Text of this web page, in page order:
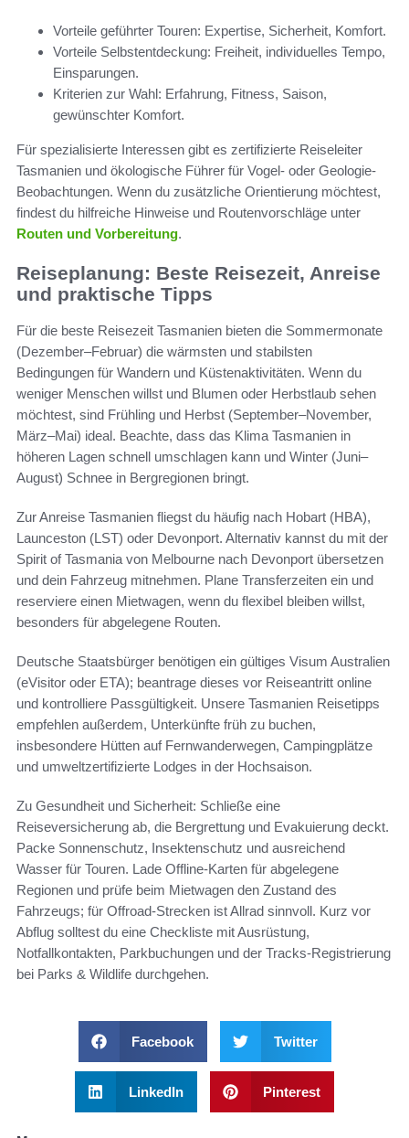
Vorteile geführter Touren: Expertise, Sicherheit, Komfort.
Vorteile Selbstentdeckung: Freiheit, individuelles Tempo,
Einsparungen.
Kriterien zur Wahl: Erfahrung, Fitness, Saison,
gewünschter Komfort.
Für spezialisierte Interessen gibt es zertifizierte Reiseleiter
Tasmanien und ökologische Führer für Vogel- oder Geologie-
Beobachtungen. Wenn du zusätzliche Orientierung möchtest,
findest du hilfreiche Hinweise und Routenvorschläge unter
Routen und Vorbereitung.
Reiseplanung: Beste Reisezeit, Anreise
und praktische Tipps
Für die beste Reisezeit Tasmanien bieten die Sommermonate
(Dezember–Februar) die wärmsten und stabilsten
Bedingungen für Wandern und Küstenaktivitäten. Wenn du
weniger Menschen willst und Blumen oder Herbstlaub sehen
möchtest, sind Frühling und Herbst (September–November,
März–Mai) ideal. Beachte, dass das Klima Tasmanien in
höheren Lagen schnell umschlagen kann und Winter (Juni–
August) Schnee in Bergregionen bringt.
Zur Anreise Tasmanien fliegst du häufig nach Hobart (HBA),
Launceston (LST) oder Devonport. Alternativ kannst du mit der
Spirit of Tasmania von Melbourne nach Devonport übersetzen
und dein Fahrzeug mitnehmen. Plane Transferzeiten ein und
reserviere einen Mietwagen, wenn du flexibel bleiben willst,
besonders für abgelegene Routen.
Deutsche Staatsbürger benötigen ein gültiges Visum Australien
(eVisitor oder ETA); beantrage dieses vor Reiseantritt online
und kontrolliere Passgültigkeit. Unsere Tasmanien Reisetipps
empfehlen außerdem, Unterkünfte früh zu buchen,
insbesondere Hütten auf Fernwanderwegen, Campingplätze
und umweltzertifizierte Lodges in der Hochsaison.
Zu Gesundheit und Sicherheit: Schließe eine
Reiseversicherung ab, die Bergrettung und Evakuierung deckt.
Packe Sonnenschutz, Insektenschutz und ausreichend
Wasser für Touren. Lade Offline-Karten für abgelegene
Regionen und prüfe beim Mietwagen den Zustand des
Fahrzeugs; für Offroad-Strecken ist Allrad sinnvoll. Kurz vor
Abflug solltest du eine Checkliste mit Ausrüstung,
Notfallkontakten, Parkbuchungen und der Tracks-Registrierung
bei Parks & Wildlife durchgehen.
Facebook Twitter
LinkedIn Pinterest